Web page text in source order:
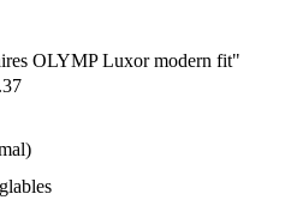
OLYMP Luxor modern fit"